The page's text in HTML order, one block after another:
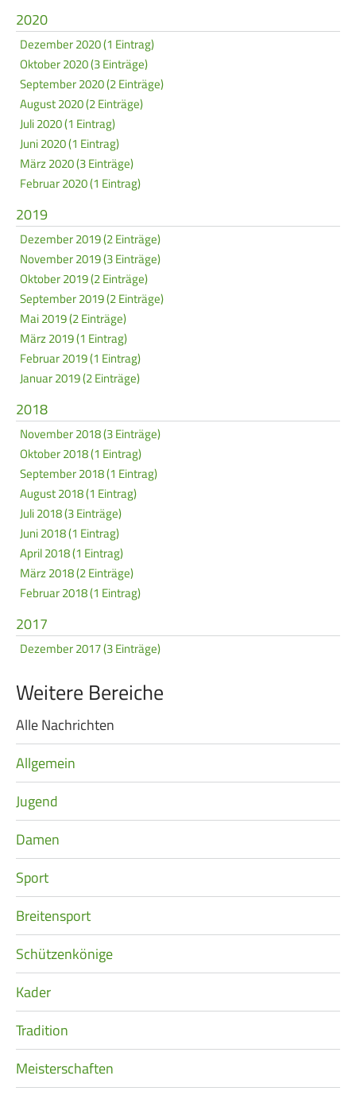
2020
Dezember 2020 (1 Eintrag)
Oktober 2020 (3 Einträge)
September 2020 (2 Einträge)
August 2020 (2 Einträge)
Juli 2020 (1 Eintrag)
Juni 2020 (1 Eintrag)
März 2020 (3 Einträge)
Februar 2020 (1 Eintrag)
2019
Dezember 2019 (2 Einträge)
November 2019 (3 Einträge)
Oktober 2019 (2 Einträge)
September 2019 (2 Einträge)
Mai 2019 (2 Einträge)
März 2019 (1 Eintrag)
Februar 2019 (1 Eintrag)
Januar 2019 (2 Einträge)
2018
November 2018 (3 Einträge)
Oktober 2018 (1 Eintrag)
September 2018 (1 Eintrag)
August 2018 (1 Eintrag)
Juli 2018 (3 Einträge)
Juni 2018 (1 Eintrag)
April 2018 (1 Eintrag)
März 2018 (2 Einträge)
Februar 2018 (1 Eintrag)
2017
Dezember 2017 (3 Einträge)
Weitere Bereiche
Navigation
überspringen
Alle Nachrichten
Allgemein
Jugend
Damen
Sport
Breitensport
Schützenkönige
Kader
Tradition
Meisterschaften